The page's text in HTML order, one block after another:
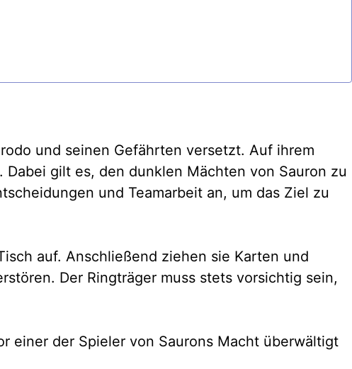
und seinen Gefährten versetzt. Auf ihrem
gilt es, den dunklen Mächten von Sauron zu
und Teamarbeit an, um das Ziel zu
auf. Anschließend ziehen sie Karten und
Der Ringträger muss stets vorsichtig sein,
einer der Spieler von Saurons Macht überwältigt